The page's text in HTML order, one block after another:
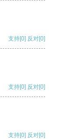
支持[0] 反对[0]
支持[0] 反对[0]
支持[0] 反对[0]